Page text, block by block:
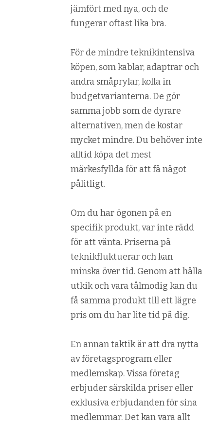
jämfört med nya, och de
fungerar oftast lika bra.
För de mindre teknikintensiva
köpen, som kablar, adaptrar och
andra småprylar, kolla in
budgetvarianterna. De gör
samma jobb som de dyrare
alternativen, men de kostar
mycket mindre. Du behöver inte
alltid köpa det mest
märkesfyllda för att få något
pålitligt.
Om du har ögonen på en
specifik produkt, var inte rädd
för att vänta. Priserna på
teknikfluktuerar och kan
minska över tid. Genom att hålla
utkik och vara tålmodig kan du
få samma produkt till ett lägre
pris om du har lite tid på dig.
En annan taktik är att dra nytta
av företagsprogram eller
medlemskap. Vissa företag
erbjuder särskilda priser eller
exklusiva erbjudanden för sina
medlemmar. Det kan vara allt